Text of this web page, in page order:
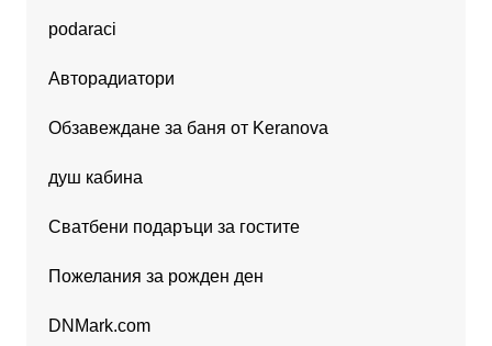
podaraci
Авторадиатори
Обзавеждане за баня от Keranova
душ кабина
Сватбени подаръци за гостите
Пожелания за рожден ден
DNMark.com